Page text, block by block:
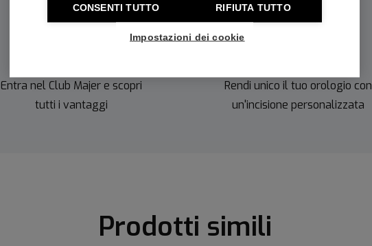
CONSENTI TUTTO RIFIUTA TUTTO
Impostazioni dei cookie
Entra nel Club Majer e scopri
tutti i vantaggi
Rendi unico il tuo orologio con
un'incisione personalizzata
Prodotti simili